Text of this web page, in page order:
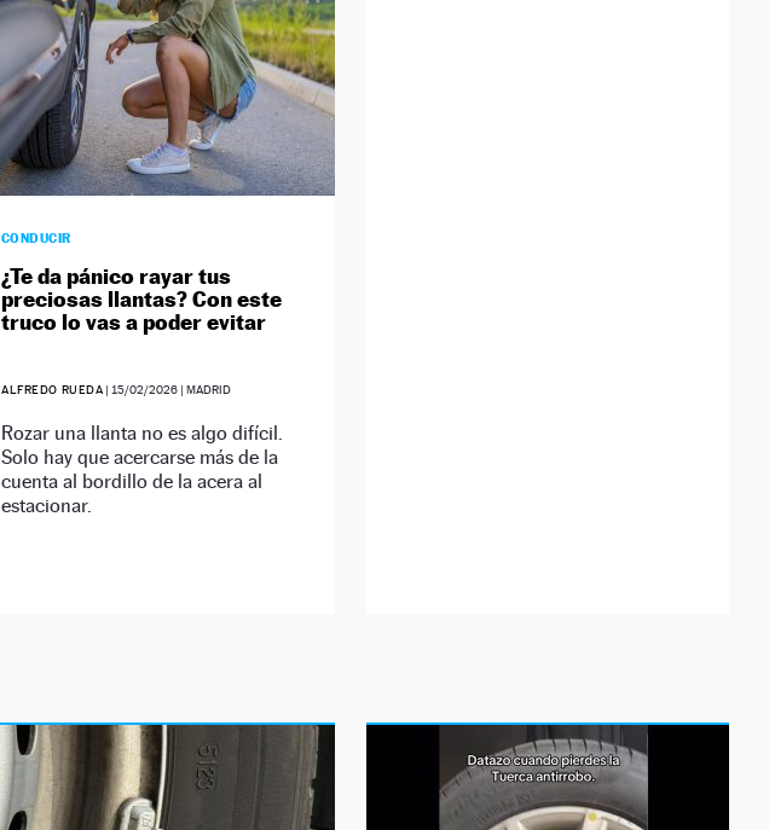
CONDUCIR
¿Te da pánico rayar tus
preciosas llantas? Con este
truco lo vas a poder evitar
ALFREDO RUEDA | 15/02/2026 | MADRID
Rozar una llanta no es algo difícil.
Solo hay que acercarse más de la
cuenta al bordillo de la acera al
estacionar.